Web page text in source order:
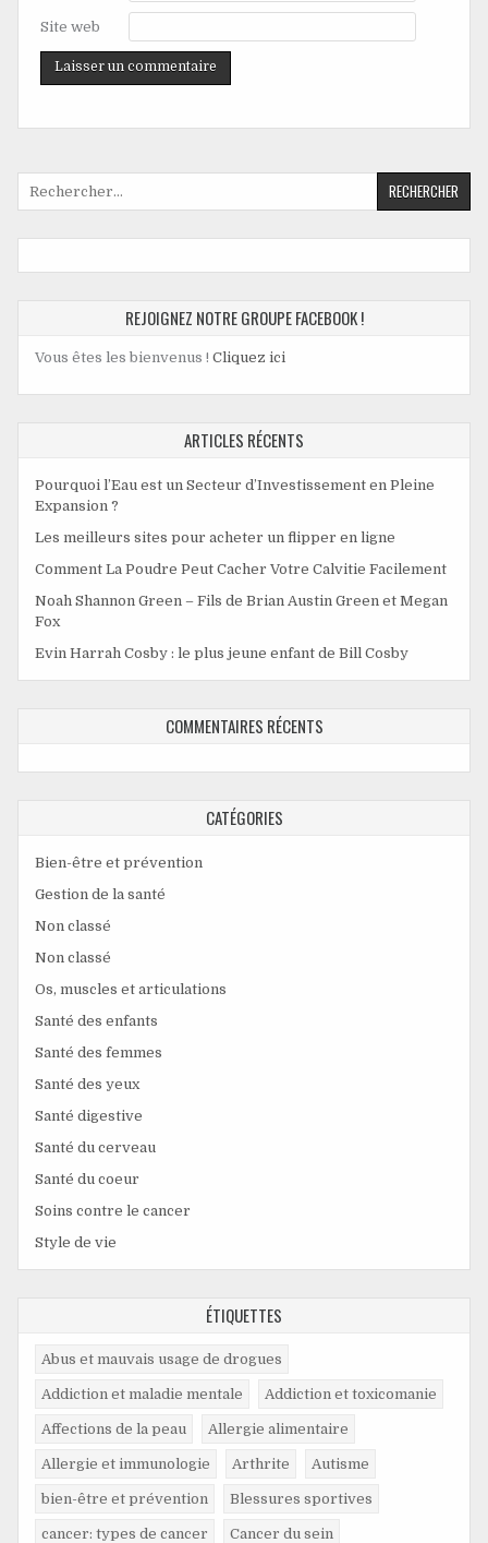
Site web
REJOIGNEZ NOTRE GROUPE FACEBOOK !
Vous êtes les bienvenus ! Cliquez ici
ARTICLES RÉCENTS
Pourquoi l’Eau est un Secteur d’Investissement en Pleine
Expansion ?
Les meilleurs sites pour acheter un flipper en ligne
Comment La Poudre Peut Cacher Votre Calvitie Facilement
Noah Shannon Green – Fils de Brian Austin Green et Megan
Fox
Evin Harrah Cosby : le plus jeune enfant de Bill Cosby
COMMENTAIRES RÉCENTS
CATÉGORIES
Bien-être et prévention
Gestion de la santé
Non classé
Non classé
Os, muscles et articulations
Santé des enfants
Santé des femmes
Santé des yeux
Santé digestive
Santé du cerveau
Santé du coeur
Soins contre le cancer
Style de vie
ÉTIQUETTES
Abus et mauvais usage de drogues
Addiction et maladie mentale Addiction et toxicomanie
Affections de la peau Allergie alimentaire
Allergie et immunologie Arthrite Autisme
bien-être et prévention Blessures sportives
cancer: types de cancer Cancer du sein